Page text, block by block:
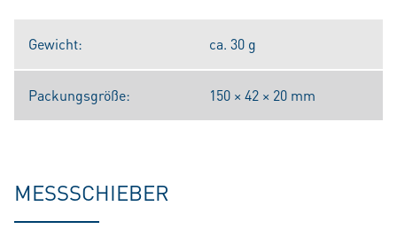
Gewicht: ca. 30 g
Packungsgröße: 150 × 42 × 20 mm
MESSSCHIEBER